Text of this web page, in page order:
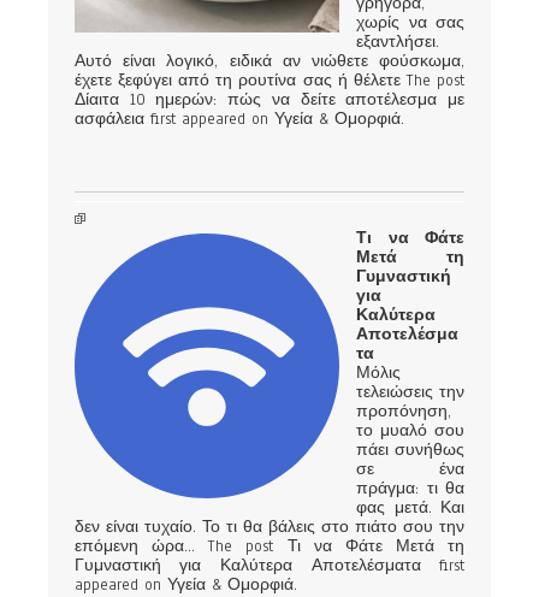
χωρίς να σας
εξαντλήσει.
Αυτό είναι λογικό, ειδικά αν νιώθετε φούσκωμα,
έχετε ξεφύγει από τη ρουτίνα σας ή θέλετε The post
Δίαιτα 10 ημερών: πώς να δείτε αποτέλεσμα με
ασφάλεια first appeared on Υγεία & Ομορφιά.
Τι να Φάτε
Μετά τη
Γυμναστική
για
Καλύτερα
Αποτελέσμα
τα
Μόλις
τελειώσεις την
προπόνηση,
το μυαλό σου
πάει συνήθως
σε ένα
πράγμα: τι θα
φας μετά. Και
δεν είναι τυχαίο. Το τι θα βάλεις στο πιάτο σου την
επόμενη ώρα… The post Τι να Φάτε Μετά τη
Γυμναστική για Καλύτερα Αποτελέσματα first
appeared on Υγεία & Ομορφιά.